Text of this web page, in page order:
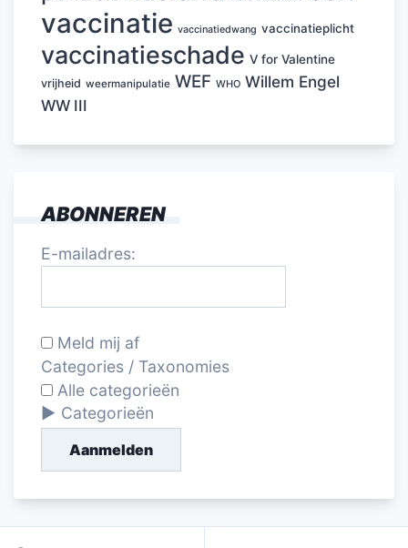
vaccinatie vaccinatiedwang vaccinatieplicht
vaccinatieschade V for Valentine
vrijheid weermanipulatie WEF WHO Willem Engel
WW III
ABONNEREN
E-mailadres:
Meld mij af
Categories / Taxonomies
Alle categorieën
Categorieën
Aanmelden
Bericht